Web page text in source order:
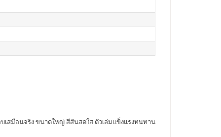
เสมือนจริง ขนาดใหญ่ สีสันสดใส ตัวเล่มแข็งแรงทนทาน